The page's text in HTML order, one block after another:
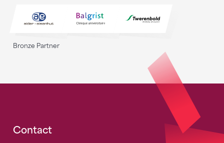
Bronze Partner
Fusszeile
Contact